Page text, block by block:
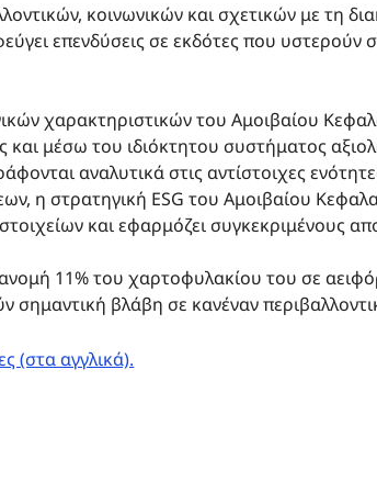
κοινωνικών και σχετικών με τη
επενδύσεις σε εκδότες που υστερούν
χαρακτηριστικών του Αμοιβαίου
μέσω του ιδιόκτητου συστήματος
αναλυτικά στις αντίστοιχες
η στρατηγική ESG του Αμοιβαίου
και εφαρμόζει συγκεκριμένους
11% του χαρτοφυλακίου του σε
σημαντική βλάβη σε κανέναν
(στα αγγλικά).